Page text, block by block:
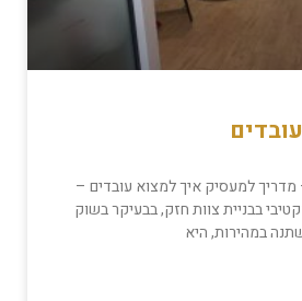
מדריך למעסיק איך למצוא עובדים –
בבניית צוות חזק, בבעיקר בשוק
במהירות, היא